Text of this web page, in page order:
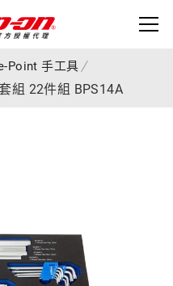
Point 手工具
組 22件組 BPS14A